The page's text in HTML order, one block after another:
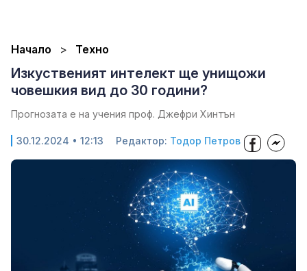
Начало Техно
Изкуственият интелект ще унищожи
човешкия вид до 30 години?
Прогнозата е на учения проф. Джефри Хинтън
30.12.2024 • 12:13 Редактор: Тодор Петров